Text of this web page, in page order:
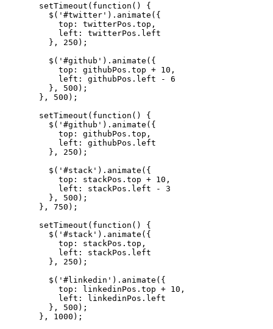
  setTimeout(function() {
    $('#twitter').animate({
      top: twitterPos.top,
      left: twitterPos.left
    }, 250);
    $('#github').animate({
      top: githubPos.top + 10,
      left: githubPos.left - 6
    }, 500);
  }, 500);
  setTimeout(function() {
    $('#github').animate({
      top: githubPos.top,
      left: githubPos.left
    }, 250);
    $('#stack').animate({
      top: stackPos.top + 10,
      left: stackPos.left - 3
    }, 500);
  }, 750);
  setTimeout(function() {
    $('#stack').animate({
      top: stackPos.top,
      left: stackPos.left
    }, 250);
    $('#linkedin').animate({
      top: linkedinPos.top + 10,
      left: linkedinPos.left
    }, 500);
  }, 1000);